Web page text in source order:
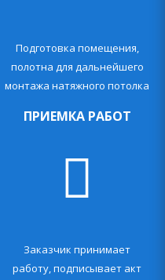
Подготовка помещения,
полотна для дальнейшего
монтажа натяжного потолка
ПРИЕМКА РАБОТ
Заказчик принимает
работу, подписывает акт